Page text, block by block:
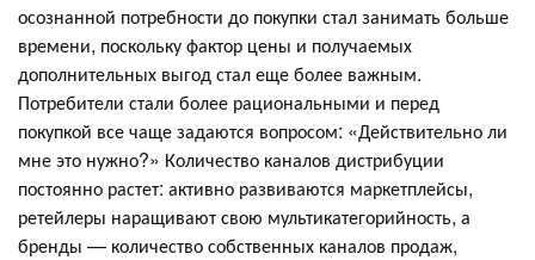
осознанной потребности до покупки стал занимать больше
времени, поскольку фактор цены и получаемых
дополнительных выгод стал еще более важным.
Потребители стали более рациональными и перед
покупкой все чаще задаются вопросом: «Действительно ли
мне это нужно?» Количество каналов дистрибуции
постоянно растет: активно развиваются маркетплейсы,
ретейлеры наращивают свою мультикатегорийность, а
бренды — количество собственных каналов продаж,